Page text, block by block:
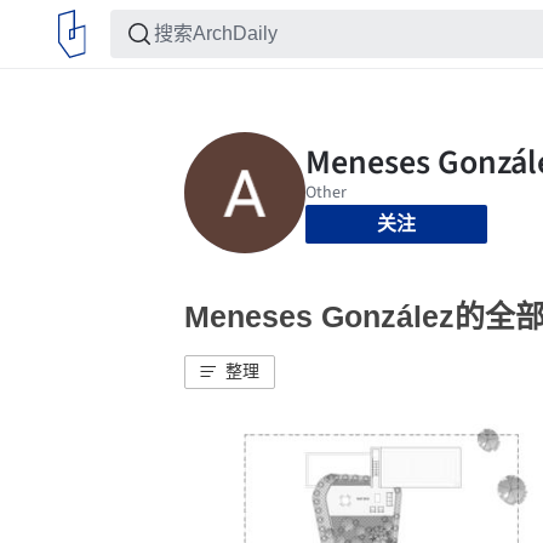
关注
Meneses González的全
整理